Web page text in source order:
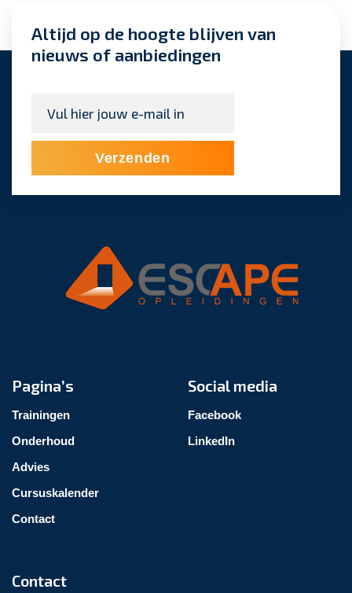
Altijd op de hoogte blijven van
nieuws of aanbiedingen
mailadres*
Verzenden
Pagina’s
Trainingen
Onderhoud
Advies
Cursuskalender
Contact
Social media
Facebook
LinkedIn
Contact